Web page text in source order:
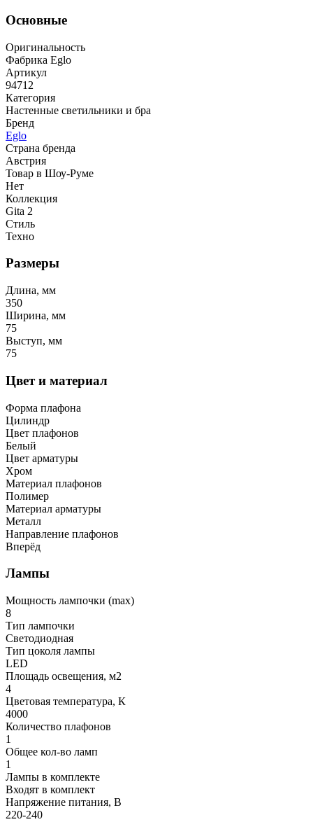
Основные
Оригинальность
Фабрика Eglo
Артикул
94712
Категория
Настенные светильники и бра
Бренд
Eglo
Страна бренда
Австрия
Товар в Шоу-Руме
Нет
Коллекция
Gita 2
Стиль
Техно
Размеры
Длина, мм
350
Ширина, мм
75
Выступ, мм
75
Цвет и материал
Форма плафона
Цилиндр
Цвет плафонов
Белый
Цвет арматуры
Хром
Материал плафонов
Полимер
Материал арматуры
Металл
Направление плафонов
Вперёд
Лампы
Мощность лампочки (max)
8
Тип лампочки
Светодиодная
Тип цоколя лампы
LED
Площадь освещения, м2
4
Цветовая температура, К
4000
Количество плафонов
1
Общее кол-во ламп
1
Лампы в комплекте
Входят в комплект
Напряжение питания, В
220-240